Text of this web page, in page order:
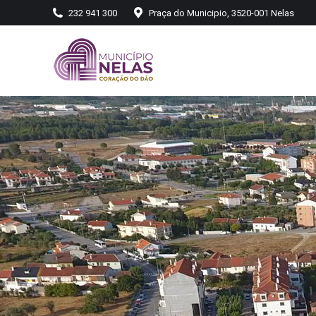
232 941 300 Praça do Municipio, 3520-001 Nelas